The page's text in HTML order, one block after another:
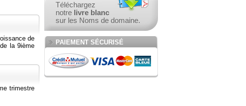
de
la 9ième
trimestre
Téléchargez
notre livre blanc
sur les Noms de domaine.
PAIEMENT SÉCURISÉ